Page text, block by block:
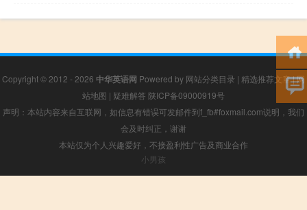
Copyright © 2012 - 2026 中华英语网 Powered by 网站分类目录 | 精选推荐文章|网
站地图 | 疑难解答 陕ICP备09000919号
声明：本站内容来自互联网，如信息有错误可发邮件到f_fb#foxmail.com说明，我们
会及时纠正，谢谢
本站仅为个人兴趣爱好，不接盈利性广告及商业合作
小男孩